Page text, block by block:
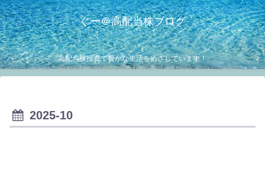
ぐー＠高配当株ブログ
高配当株投資で豊かな生活をめざしています！
2025-10